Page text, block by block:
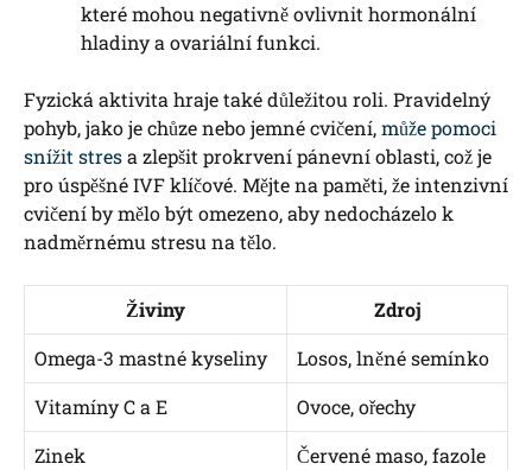
které mohou negativně ovlivnit hormonální
hladiny a ovariální funkci.
Fyzická aktivita hraje také důležitou roli. Pravidelný
pohyb, jako je chůze nebo jemné cvičení,může pomoci
snížit stresa zlepšit prokrvení pánevní oblasti, což je
pro úspěšné IVF klíčové. Mějte na paměti, že intenzivní
cvičení by mělo být omezeno, aby nedocházelo k
nadměrnému stresu na tělo.
Živiny
Zdroj
Omega-3 mastné kyseliny
Losos, lněné semínko
Vitamíny C a E
Ovoce, ořechy
Zinek
Červené maso, fazole